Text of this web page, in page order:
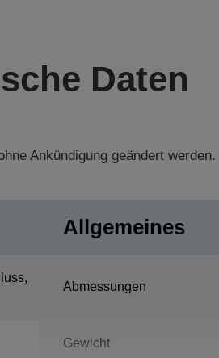
Daten
Ankündigung geändert werden.
Allgemeines
Abmessungen
Gewicht